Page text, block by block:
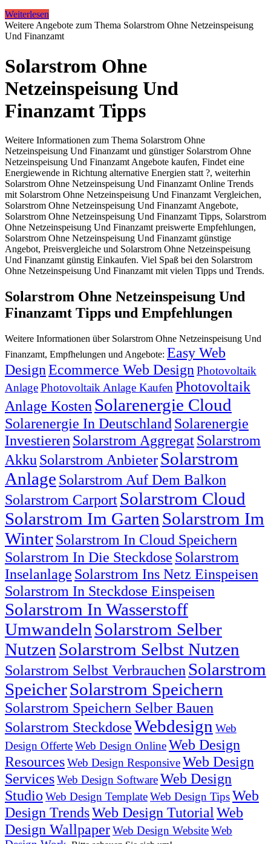
Weiterlesen
Weitere Angebote zum Thema Solarstrom Ohne Netzeinspeisung
Und Finanzamt
Solarstrom Ohne
Netzeinspeisung Und
Finanzamt Tipps
Weitere Informationen zum Thema Solarstrom Ohne
Netzeinspeisung Und Finanzamt und günstiger Solarstrom Ohne
Netzeinspeisung Und Finanzamt Angebote kaufen, Findet eine
Energiewende in Richtung alternative Energien statt ?, weiterhin
Solarstrom Ohne Netzeinspeisung Und Finanzamt Online Trends
mit Solarstrom Ohne Netzeinspeisung Und Finanzamt Vergleichen,
Solarstrom Ohne Netzeinspeisung Und Finanzamt Angebote,
Solarstrom Ohne Netzeinspeisung Und Finanzamt Tipps, Solarstrom
Ohne Netzeinspeisung Und Finanzamt preiswerte Empfehlungen,
Solarstrom Ohne Netzeinspeisung Und Finanzamt günstige
Angebot, Preisvergleiche und Solarstrom Ohne Netzeinspeisung
Und Finanzamt günstig Einkaufen. Viel Spaß bei den Solarstrom
Ohne Netzeinspeisung Und Finanzamt mit vielen Tipps und Trends.
Solarstrom Ohne Netzeinspeisung Und
Finanzamt Tipps und Empfehlungen
Weitere Informationen über Solarstrom Ohne Netzeinspeisung Und
Finanzamt, Empfhelungen und Angebote: Easy Web
DesignEcommerce Web Design Photovoltaik
AnlagePhotovoltaik Anlage Kaufen Photovoltaik
Anlage Kosten Solarenergie Cloud
Solarenergie In Deutschland Solarenergie
Investieren Solarstrom AggregatSolarstrom
Akku Solarstrom Anbieter Solarstrom
Anlage Solarstrom Auf Dem Balkon
Solarstrom Carport Solarstrom Cloud
Solarstrom Im Garten Solarstrom Im
WinterSolarstrom In Cloud Speichern
Solarstrom In Die Steckdose Solarstrom
Inselanlage Solarstrom Ins Netz Einspeisen
Solarstrom In Steckdose Einspeisen
Solarstrom In Wasserstoff
Umwandeln Solarstrom Selber
Nutzen Solarstrom Selbst Nutzen
Solarstrom Selbst Verbrauchen Solarstrom
SpeicherSolarstrom Speichern
Solarstrom Speichern Selber Bauen
Solarstrom SteckdoseWebdesign Web
Design OfferteWeb Design OnlineWeb Design
ResourcesWeb Design ResponsiveWeb Design
ServicesWeb Design SoftwareWeb Design
Studio Web Design TemplateWeb Design TipsWeb
Design TrendsWeb Design Tutorial Web
Design WallpaperWeb Design WebsiteWeb